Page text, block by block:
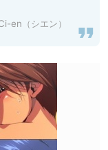
en（シエン）